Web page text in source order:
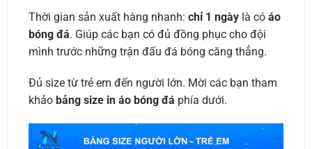
Thời gian sản xuất hàng nhanh: chỉ 1 ngàylà có áo
bóng đá. Giúp các bạn có đủ đồng phục cho đội
mình trước những trận đấu đá bóng căng thẳng.
Đủ size từ trẻ em đến người lớn. Mời các bạn tham
khảo bảng size in áo bóng đá phía dưới.